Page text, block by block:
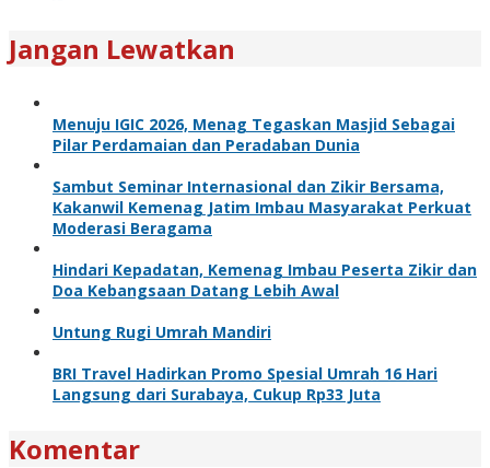
Jangan Lewatkan
Menuju IGIC 2026, Menag Tegaskan Masjid Sebagai
Pilar Perdamaian dan Peradaban Dunia
Sambut Seminar Internasional dan Zikir Bersama,
Kakanwil Kemenag Jatim Imbau Masyarakat Perkuat
Moderasi Beragama
Hindari Kepadatan, Kemenag Imbau Peserta Zikir dan
Doa Kebangsaan Datang Lebih Awal
Untung Rugi Umrah Mandiri
BRI Travel Hadirkan Promo Spesial Umrah 16 Hari
Langsung dari Surabaya, Cukup Rp33 Juta
Komentar